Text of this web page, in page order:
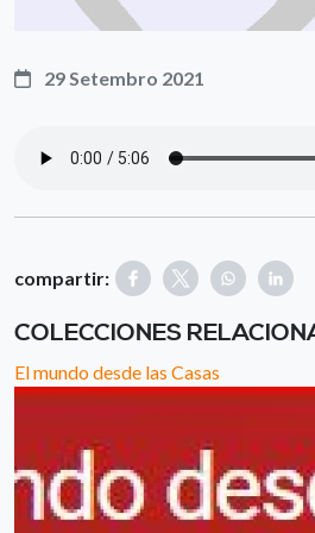
29 Setembro 2021
compartir:
COLECCIONES
El mundo desde las Casas